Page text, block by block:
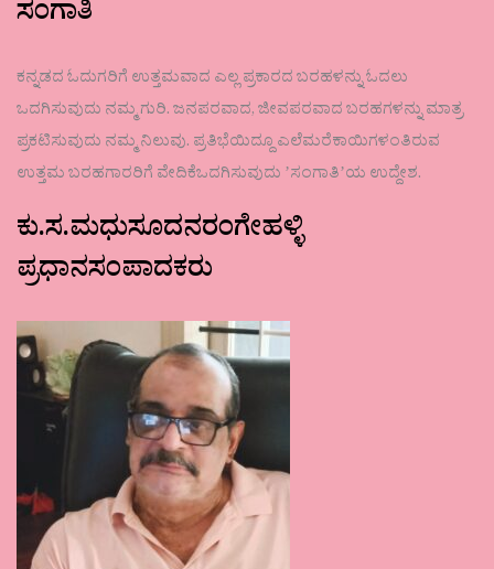
ಸಂಗಾತಿ
ಕನ್ನಡದ ಓದುಗರಿಗೆ ಉತ್ತಮವಾದ ಎಲ್ಲ ಪ್ರಕಾರದ ಬರಹಳನ್ನು ಓದಲು
ಒದಗಿಸುವುದು ನಮ್ಮ ಗುರಿ. ಜನಪರವಾದ, ಜೀವಪರವಾದ ಬರಹಗಳನ್ನು ಮಾತ್ರ
ಪ್ರಕಟಿಸುವುದು ನಮ್ಮ ನಿಲುವು. ಪ್ರತಿಭೆಯಿದ್ದೂ ಎಲೆಮರೆಕಾಯಿಗಳಂತಿರುವ
ಉತ್ತಮ ಬರಹಗಾರರಿಗೆ ವೇದಿಕೆಒದಗಿಸುವುದು ʼಸಂಗಾತಿʼಯ ಉದ್ದೇಶ.
ಕು.ಸ.ಮಧುಸೂದನರಂಗೇಹಳ್ಳಿ
ಪ್ರಧಾನಸಂಪಾದಕರು